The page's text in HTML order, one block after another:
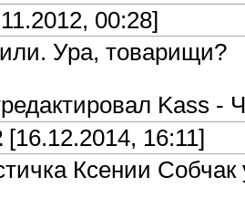
00:28]
Ура, товарищи?
Kass -
[16.12.2014, 16:11]
Ксении